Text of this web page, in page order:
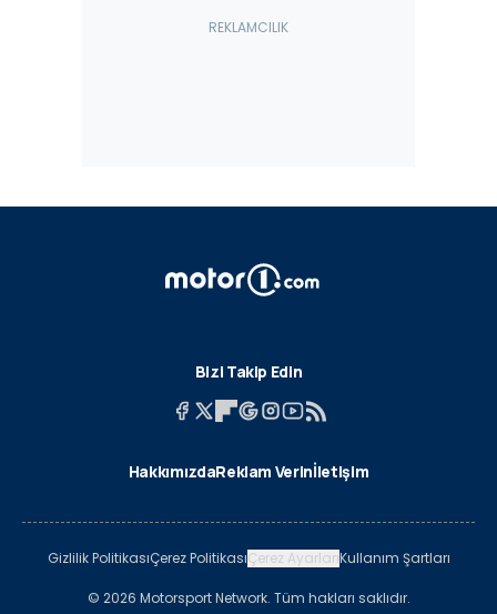
Bizi Takip Edin
HakkımızdaReklam Verinİletişim
Gizlilik PolitikasıÇerez PolitikasıÇerez AyarlarıKullanım Şartları
© 2026 Motorsport Network. Tüm hakları saklıdır.